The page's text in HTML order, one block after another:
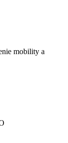
mobility a